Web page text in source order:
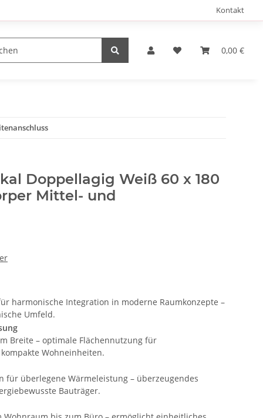
Kontakt
0,00 €
Doppellagig Weiß 60 x 180
Mittel- und
harmonische Integration in moderne Raumkonzepte –
Umfeld.
Breite – optimale Flächennutzung für
Wohneinheiten.
für überlegene Wärmeleistung – überzeugendes
Bauträger.